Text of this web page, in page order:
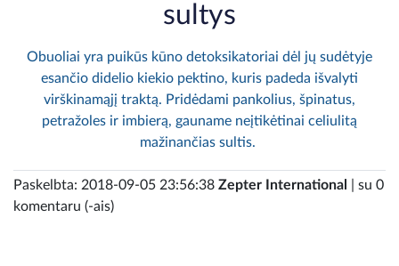
sultys
Obuoliai yra puikūs kūno detoksikatoriai dėl jų sudėtyje
esančio didelio kiekio pektino, kuris padeda išvalyti
virškinamąjį traktą. Pridėdami pankolius, špinatus,
petražoles ir imbierą, gauname neįtikėtinai celiulitą
mažinančias sultis.
Paskelbta: 2018-09-05 23:56:38 Zepter International
| su 0
komentaru (-ais)